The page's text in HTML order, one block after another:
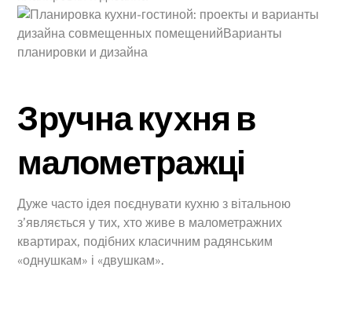
Зручна кухня в
малометражці
Дуже часто ідея поєднувати кухню з вітальною
з’являється у тих, хто живе в малометражних
квартирах, подібних класичним радянським
«однушкам» і «двушкам».